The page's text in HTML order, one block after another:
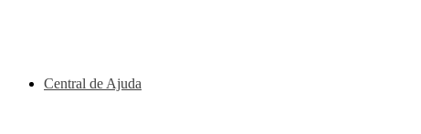
Central de Ajuda